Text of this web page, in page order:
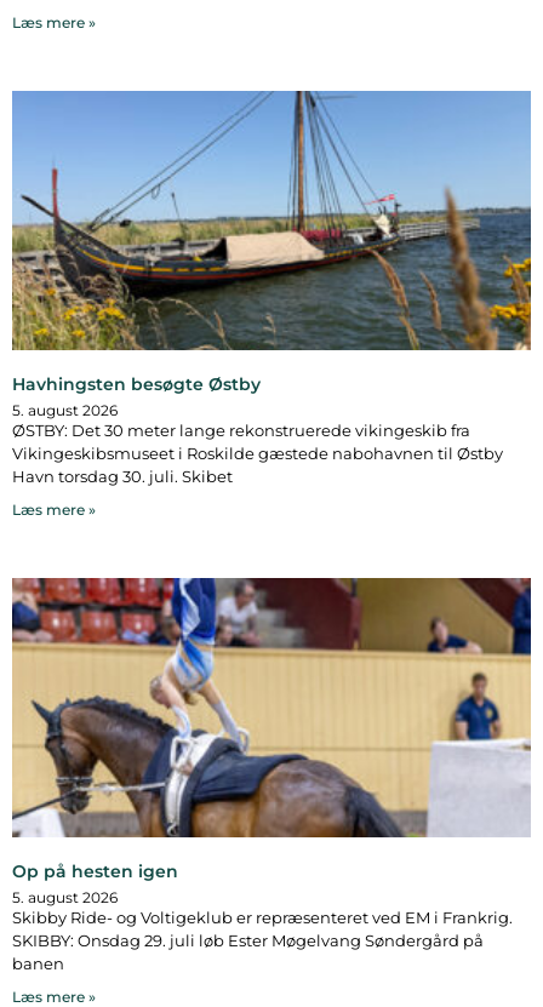
Læs mere »
Havhingsten besøgte Østby
5. august 2026
ØSTBY: Det 30 meter lange rekonstruerede vikingeskib fra
Vikingeskibsmuseet i Roskilde gæstede nabohavnen til Østby
Havn torsdag 30. juli. Skibet
Læs mere »
Op på hesten igen
5. august 2026
Skibby Ride- og Voltigeklub er repræsenteret ved EM i Frankrig.
SKIBBY: Onsdag 29. juli løb Ester Møgelvang Søndergård på
banen
Læs mere »